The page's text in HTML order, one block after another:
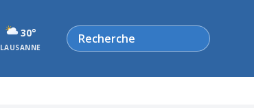
30°
LAUSANNE
Rechercher